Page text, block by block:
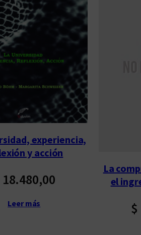
experiencia,
y acción
18.480,00
Leer más
La
el
$